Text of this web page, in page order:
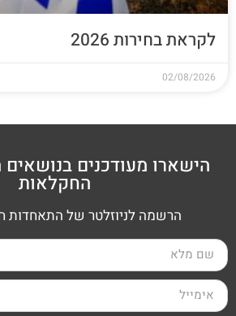
לקראת בחירות 2026
02/08/2026
הישארו מעודכנים
החקלאות
הרשמה לניוזלטר של התאחדות